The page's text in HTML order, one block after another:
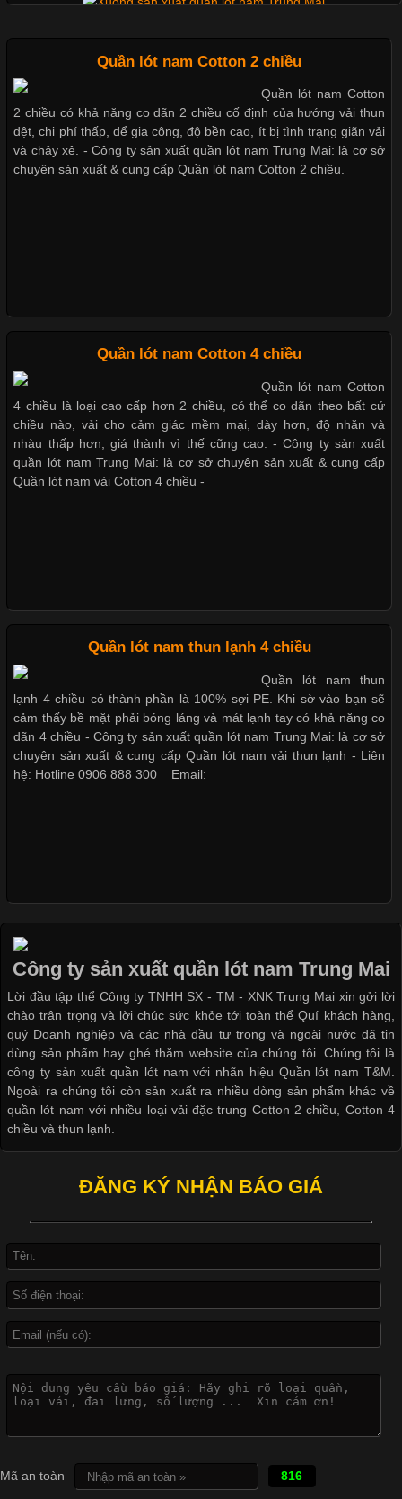
Chất Liệu Lycra Có Gì Đặc Biệt Trong Ngành Thời Trang?
Vải Lycra Là Gì? Chất Liệu Co Giãn Được Ưa Chuộng Trong
Chất Liệu Bamboo Xu Hướng Mới Trong Ngành Thời Trang
Cập nhật 2026-05-21 14:59:25
Trong những năm gần đây, vải Bamboo đang trở thành một
trong những chất liệu được yêu thích trong ngành thời trang
nhờ đặc tính mềm mại, thoáng khí và thân thiện với môi trường.
Không chỉ được ứng dụng trong quần áo thường ngày, loại vải
Cập nhật 2026-05-20 14:58:56
Vải thun là một trong những chất liệu được sử dụng rộng rãi
nhất trong ngành thời trang nhờ đặc tính co giãn, mềm mại và
thoải mái khi mặc. Từ áo thun, đồ thể thao cho đến đồ lót nam,
vải thun luôn đóng vai trò quan trọng trong quá trình sản xuất.
Hiện nay, nhu cầu tìm kiếm quần lót nam giá
Các Form Áo Thun Phổ Biến Hiện Nay Và Xu Hướng Trong
Ngành May Mặc Áo thun là một trong những trang phục quen
thuộc và được sử dụng phổ biến nhất hiện nay. Không chỉ đa
dạng về màu sắc hay chất liệu, áo thun còn có nhiều form dáng
khác nhau để phù hợp với từng phong cách thời trang và nhu
cầu
Khám Phá Áo Phông Trang Phục Phổ Biến Nhất Hiện Nay
Áo phông là một trong những trang phục phổ biến nhất trong
Không chỉ xuất hiện trong thời trang thường ngày, áo phông còn
được ứng dụng rộng rãi trong ngành sản xuất may mặc, đặc
Đại
Cập nhật 2026-04-21 15:41:03
In Chuyển Nhiệt Là Gì? Công Nghệ In Hiện Đại Trong Ngành
May Mặc Trong ngành in ấn và thời trang, in chuyển nhiệt đang
Quần lót nam ống dài vài cotton 4 chiều
Quần lót nam Cotton 2 chiều
Quần lót nam Cotton
2 chiều có khả năng co dãn 2 chiều cố định của hướng vải thun
dệt, chi phí thấp, dể gia công, độ bền cao, ít bị tình trạng giãn vải
và chảy xệ. - Công ty sản xuất quần lót nam Trung Mai: là cơ sở
chuyên sản xuất & cung cấp Quần lót nam Cotton 2 chiều.
Quần lót nam Cotton 4 chiều
Quần lót nam Cotton
4 chiều là loại cao cấp hơn 2 chiều, có thể co dãn theo bất cứ
chiều nào, vải cho cảm giác mềm mại, dày hơn, độ nhăn và
nhàu thấp hơn, giá thành vì thế cũng cao. - Công ty sản xuất
quần lót nam Trung Mai: là cơ sở chuyên sản xuất & cung cấp
Quần lót nam vải Cotton 4 chiều -
Quần lót nam thun lạnh 4 chiều
Quần lót nam thun
lạnh 4 chiều có thành phần là 100% sợi PE. Khi sờ vào bạn sẽ
cảm thấy bề mặt phải bóng láng và mát lạnh tay có khả năng co
dãn 4 chiều - Công ty sản xuất quần lót nam Trung Mai: là cơ sở
chuyên sản xuất & cung cấp Quần lót nam vải thun lạnh - Liên
hệ: Hotline 0906 888 300 _ Email:
Công ty sản xuất quần lót nam Trung Mai
Lời đầu tập thể Công ty TNHH SX - TM - XNK Trung Mai xin gởi lời
chào trân trọng và lời chúc sức khỏe tới toàn thể Quí khách hàng,
quý Doanh nghiệp và các nhà đầu tư trong và ngoài nước đã tin
dùng sản phẩm hay ghé thăm website của chúng tôi. Chúng tôi là
công ty sản xuất quần lót nam với nhãn hiệu Quần lót nam T&M.
Ngoài ra chúng tôi còn sản xuất ra nhiều dòng sản phẩm khác về
quần lót nam với nhiều loại vải đặc trung Cotton 2 chiều, Cotton 4
chiều và thun lạnh.
ĐĂNG KÝ NHẬN BÁO GIÁ
Mã an toàn 816